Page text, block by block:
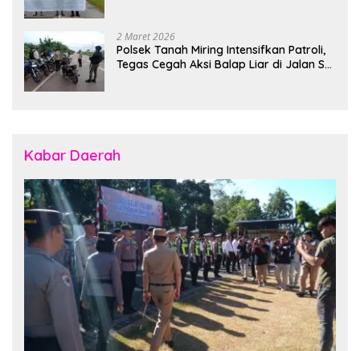
2 Maret 2026
Polsek Tanah Miring Intensifkan Patroli,
Tegas Cegah Aksi Balap Liar di Jalan SP
Kabar Daerah